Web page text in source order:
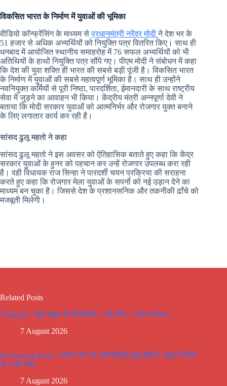
विकसित भारत के निर्माण में युवाओं की भूमिका
वीडियो कॉन्फ्रेंसिंग के माध्यम सेप्रधानमंत्री नरेंद्र मोदीने देश भर के
51 हजार से अधिक अभ्यर्थियों को नियुक्ति पत्र वितरित किए। साथ ही
धनबाद में आयोजित स्थानीय समाहरोह में 76 सफल अभ्यर्थियों को भी
अतिथियों के हाथों नियुक्ति पत्र सौंपे गए। पीएम मोदी ने संबोधन में कहा
कि देश की युवा शक्ति ही भारत की सबसे बड़ी पूंजी है। विकसित भारत
के निर्माण में युवाओं की सबसे महत्वपूर्ण भूमिका है। साथ ही उन्होंने
नवनियुक्त कर्मियों से पूरी निष्ठा, पारदर्शिता, ईमानदारी के साथ राष्ट्रीय
सेवा में जुड़ने का आवाहन भी किया। केंद्रीय मंत्री अन्नपूर्णा देवी ने
बताया कि मोदी सरकार युवाओं को आत्मनिर्भर और रोजगार युक्त बनाने
के लिए लगातार कार्य कर रही है।
सांसद ढुलू महतो ने कहा
सांसद ढुलू महतो ने इस अवसर को ऐतिहासिक बताते हुए कहा कि केंद्र
सरकार युवाओं के हुनर को पहचान कर उन्हें रोजगार उपलब्ध करा रही
है। वही विधायक राज सिन्हा ने पारदर्शी चयन प्रक्रिया की सराहना
करते हुए कहा कि रोजगार मेला युवाओं के सपनों को नई उड़ान देने का
माध्यम बन चुका है। जिससे देश के प्रशानसनिक और तकनीकी ढाँचे को
मजबूती मिलेगी।
Related Posts
Thailand : हाई स्कूल में गोलीबारी, 7 की मौत, 5 लोग घायल…
7 August 2026
Devprayag-Pauri : मोटर मार्ग पर अनियंत्रित हुई बोलेरो, खाई में गिरने
से 5 की मौत..
7 August 2026